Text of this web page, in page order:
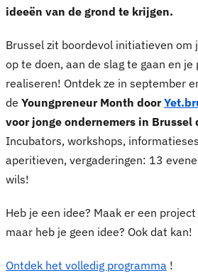
ideeën van de grond te krijgen.
Brussel zit boordevol initiatieven om
op te doen, aan de slag te gaan en
realiseren! Ontdek ze in september
de Youngpreneur Month door
voor jonge ondernemers in Brussel
Incubators, workshops,
aperitieven, vergaderingen: 13
wils!
Heb je een idee? Maak er een
maar heb je geen idee? Ook dat kan!
Ontdek het volledig programma !